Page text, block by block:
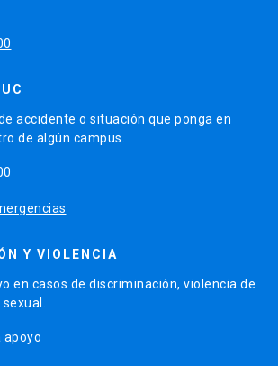
accidente o situación que ponga en
de algún campus.
Y VIOLENCIA
en casos de discriminación, violencia de
apoyo